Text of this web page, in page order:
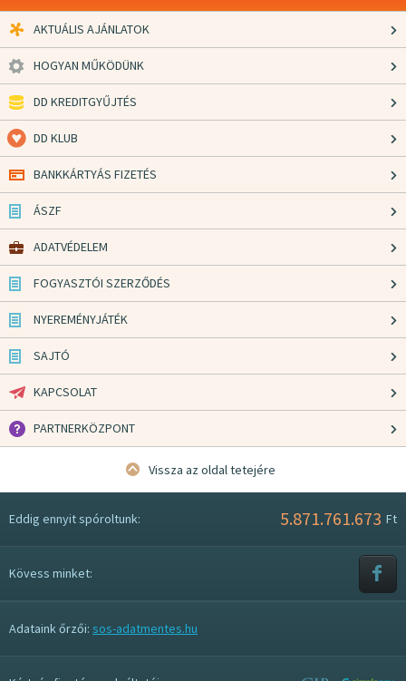
AKTUÁLIS AJÁNLATOK
HOGYAN MŰKÖDÜNK
DD KREDITGYŰJTÉS
DD KLUB
BANKKÁRTYÁS FIZETÉS
ÁSZF
ADATVÉDELEM
FOGYASZTÓI SZERZŐDÉS
NYEREMÉNYJÁTÉK
SAJTÓ
KAPCSOLAT
PARTNERKÖZPONT
Vissza az oldal tetejére
Eddig ennyit spóroltunk: 5.871.761.673 Ft
Kövess minket:
Adataink őrzői: sos-adatmentes.hu